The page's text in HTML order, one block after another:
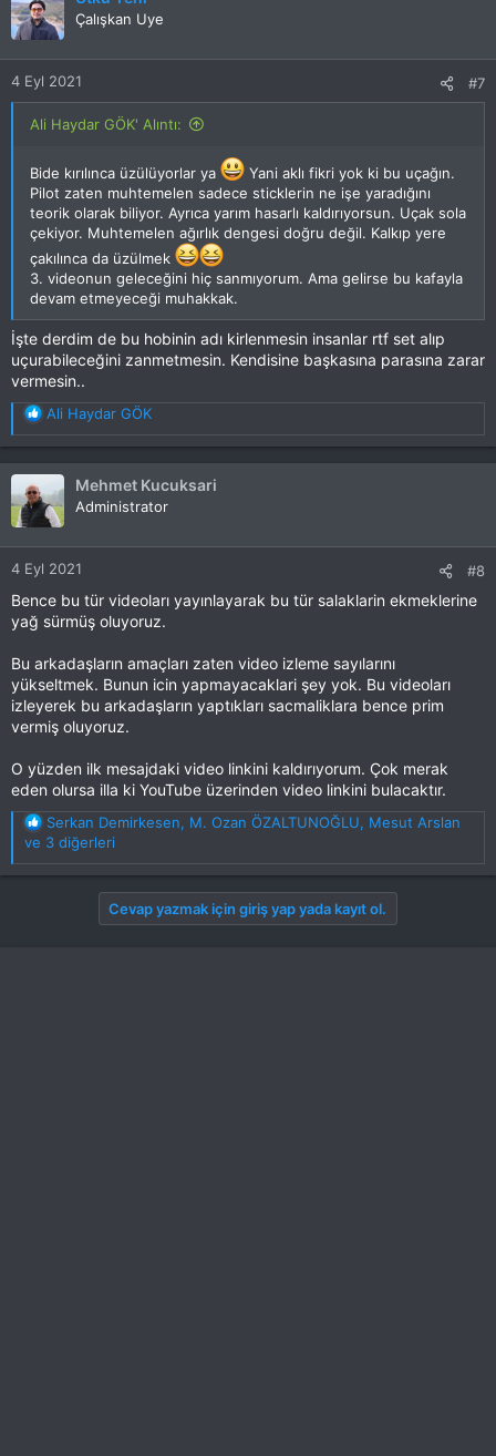
i
l
e
r
Çalışkan Uye
4 Eyl 2021 #7
Ali Haydar GÖK' Alıntı:
Bide kırılınca üzülüyorlar ya
Yani aklı fikri yok ki bu uçağın.
Pilot zaten muhtemelen sadece sticklerin ne işe yaradığını
teorik olarak biliyor. Ayrıca yarım hasarlı kaldırıyorsun. Uçak sola
çekiyor. Muhtemelen ağırlık dengesi doğru değil. Kalkıp yere
çakılınca da üzülmek
3. videonun geleceğini hiç sanmıyorum. Ama gelirse bu kafayla
devam etmeyeceği muhakkak.
İşte derdim de bu hobinin adı kirlenmesin insanlar rtf set alıp
uçurabileceğini zanmetmesin. Kendisine başkasına parasına zarar
vermesin..
T
e
p
k
i
l
e
r
Ali Haydar GÖK
Mehmet Kucuksari
Administrator
4 Eyl 2021 #8
Bence bu tür videoları yayınlayarak bu tür salaklarin ekmeklerine
yağ sürmüş oluyoruz.
Bu arkadaşların amaçları zaten video izleme sayılarını
yükseltmek. Bunun icin yapmayacaklari şey yok. Bu videoları
izleyerek bu arkadaşların yaptıkları sacmaliklara bence prim
vermiş oluyoruz.
O yüzden ilk mesajdaki video linkini kaldırıyorum. Çok merak
eden olursa illa ki YouTube üzerinden video linkini bulacaktır.
T
e
p
k
Serkan Demirkesen, M. Ozan ÖZALTUNOĞLU, Mesut Arslan
ve 3 diğerleri
Cevap yazmak için giriş yap yada kayıt ol.